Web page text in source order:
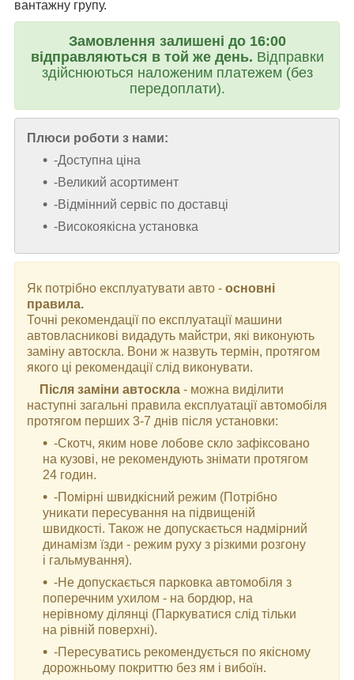
вантажну групу.
Замовлення залишені до 16:00
відправляються в той же день. Відправки
здійснюються наложеним платежем (без
передоплати).
Плюси роботи з нами:
-Доступна ціна
-Великий асортимент
-Відмінний сервіс по доставці
-Високоякісна установка
Як потрібно експлуатувати авто - основні
правила.
Точні рекомендації по експлуатації машини
автовласникові видадуть майстри, які виконують
заміну автоскла. Вони ж назвуть термін, протягом
якого ці рекомендації слід виконувати.
Після заміни автоскла - можна виділити
наступні загальні правила експлуатації автомобіля
протягом перших 3-7 днів після установки:
-Скотч, яким нове лобове скло зафіксовано
на кузові, не рекомендують знімати протягом
24 годин.
-Помірні швидкісний режим (Потрібно
уникати пересування на підвищеній
швидкості. Також не допускається надмірний
динамізм їзди - режим руху з різкими розгону
і гальмування).
-Не допускається парковка автомобіля з
поперечним ухилом - на бордюр, на
нерівному ділянці (Паркуватися слід тільки
на рівній поверхні).
-Пересуватись рекомендується по якісному
дорожньому покриттю без ям і вибоїн.